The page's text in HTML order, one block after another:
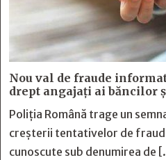
Nou val de fraude
drept angajați ai băncilor
Poliția Română trage un
creșterii tentativelor de
cunoscute sub denumirea de